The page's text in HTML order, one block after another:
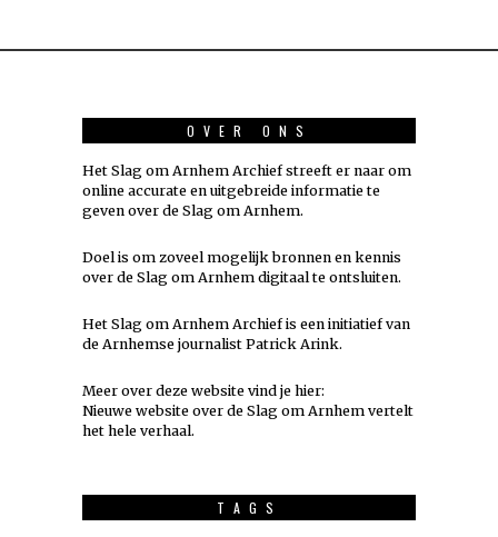
OVER ONS
Het Slag om Arnhem Archief streeft er naar om
online accurate en uitgebreide informatie te
geven over de Slag om Arnhem.
Doel is om zoveel mogelijkbronnen en kennis
over de Slag om Arnhem digitaal te ontsluiten.
Het Slag om Arnhem Archief is een initiatief van
de Arnhemse journalist Patrick Arink.
Meer over deze website vind je hier:
Nieuwe website over de Slag om Arnhem vertelt
het hele verhaal.
TAGS